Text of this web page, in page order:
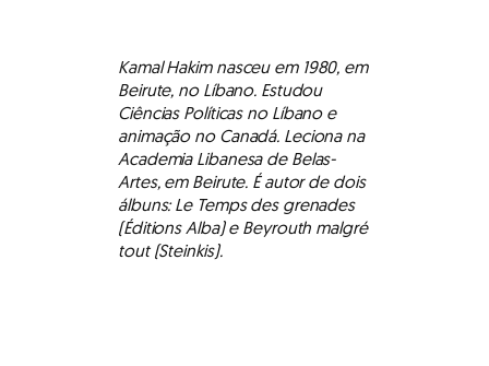
Kamal Hakim nasceu em 1980, em
Beirute, no Líbano. Estudou
Ciências Políticas no Líbano e
animação no Canadá. Leciona na
Academia Libanesa de Belas-
Artes, em Beirute. É autor de dois
álbuns: Le Temps des grenades
(Éditions Alba) e Beyrouth malgré
tout (Steinkis).